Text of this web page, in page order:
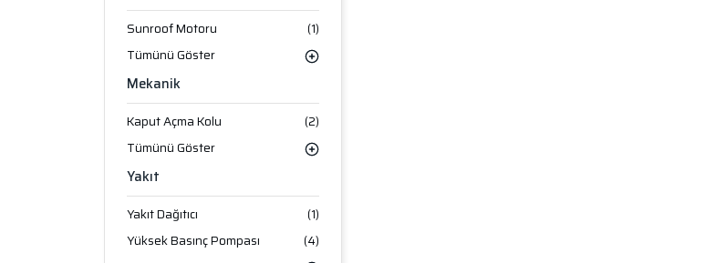
Sunroof Motoru
(1)
Tümünü Göster
Mekanik
Kaput Açma Kolu
(2)
Tümünü Göster
Yakıt
Yakıt Dağıtıcı
(1)
Yüksek Basınç Pompası
(4)